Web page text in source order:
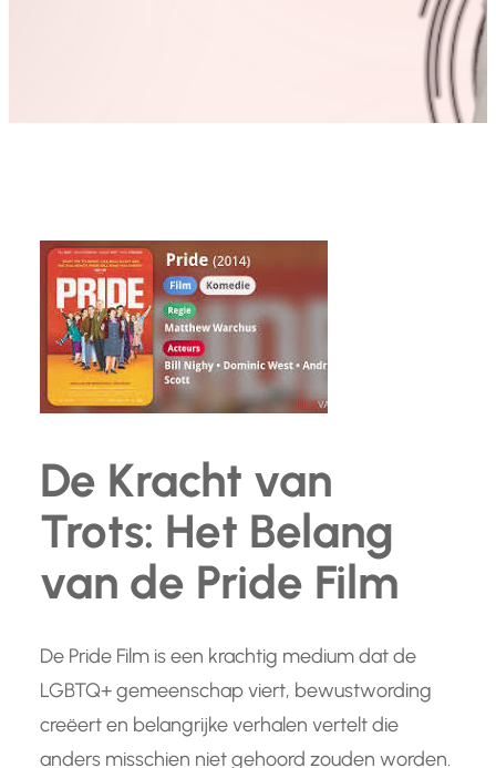
De Kracht van
Trots: Het Belang
van de Pride Film
De Pride Film is een krachtig medium dat de
LGBTQ+ gemeenschap viert, bewustwording
creëert en belangrijke verhalen vertelt die
anders misschien niet gehoord zouden worden.